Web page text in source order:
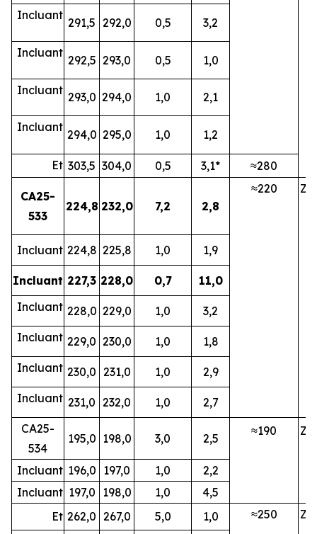
Incluant
291,5 292,0 0,5 3,2
Incluant
292,5 293,0 0,5 1,0
Incluant 293,0 294,0 1,0 2,1
Incluant
294,0 295,0 1,0 1,2
Et 303,5 304,0 0,5 3,1* ≈280
CA25-
533
224,8 232,0 7,2 2,8
≈220
Incluant 224,8 225,8 1,0 1,9
Incluant 227,3 228,0 0,7
11,0
Incluant 228,0 229,0 1,0
3,2
Incluant 229,0 230,0 1,0
1,8
Incluant 230,0 231,0 1,0
2,9
Incluant 231,0 232,0 1,0
2,7
CA25-
534
195,0 198,0 3,0 2,5
≈190
Incluant 196,0 197,0 1,0
2,2
Incluant 197,0 198,0 1,0
4,5
Et 262,0 267,0 5,0 1,0 ≈250